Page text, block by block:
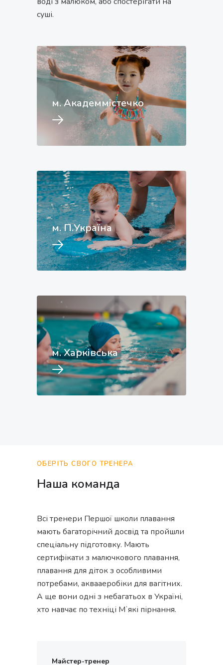
суші.
м. Академмістечко
м. П.Україна
м. Харківська
ОБЕРІТЬ СВОГО ТРЕНЕРА
Наша команда
Всі тренери Першої школи плавання
мають багаторічний досвід та пройшли
спеціальну підготовку. Мають
сертифікати з малючкового плавання,
плавання для діток з особливими
потребами, аквааеробіки для вагітних.
А ще вони одні з небагатьох в Україні,
хто навчає по техніці Мʼякі пірнання.
Майстер-тренер